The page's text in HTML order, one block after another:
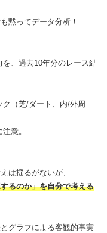
黙ってデータ分析！
を、過去10年分のレース結
（芝/ダート、内/外周
意。
は揺るがないが、
るのか」を自分で考える
グラフによる客観的事実